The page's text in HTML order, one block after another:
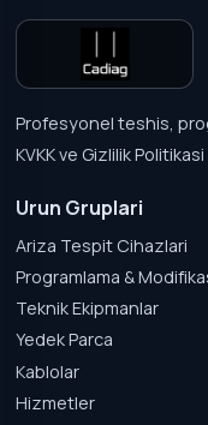
Profesyonel teshis,
KVKK ve Gizlilik Politikasi
Urun Gruplari
Ariza Tespit Cihazlari
Programlama &
Teknik Ekipmanlar
Yedek Parca
Kablolar
Hizmetler